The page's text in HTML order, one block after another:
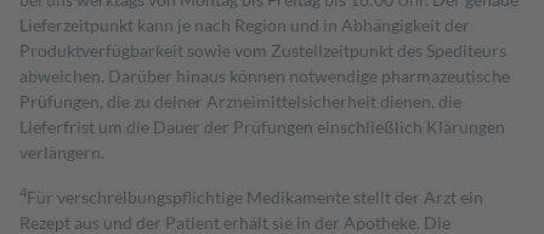
Lieferzeitpunkt kann je nach Region und in Abhängigkeit der
Produktverfügbarkeit sowie vom Zustellzeitpunkt des Spediteurs
abweichen. Darüber hinaus können notwendige pharmazeutische
Prüfungen, die zu deiner Arzneimittelsicherheit dienen, die
Lieferfrist um die Dauer der Prüfungen einschließlich Klärungen
verlängern.
4Für verschreibungspflichtige Medikamente stellt der Arzt ein
Rezept aus und der Patient erhält sie in der Apotheke. Die